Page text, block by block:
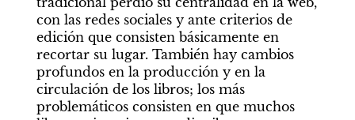
con las redes sociales y ante criterios de
edición que consisten básicamente en
recortar su lugar. También hay cambios
profundos en la producción y en la
circulación de los libros; los más
problemáticos consisten en que muchos